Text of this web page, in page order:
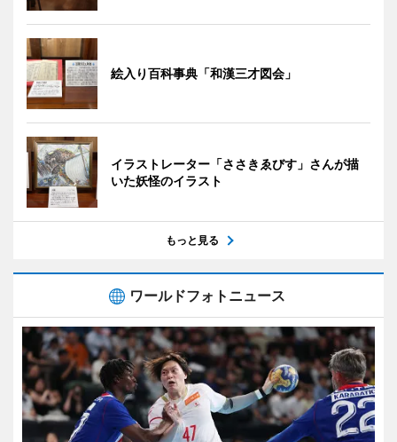
絵入り百科事典「和漢三才図会」
イラストレーター「ささきゑびす」さんが描
いた妖怪のイラスト
もっと見る
ワールドフォトニュース